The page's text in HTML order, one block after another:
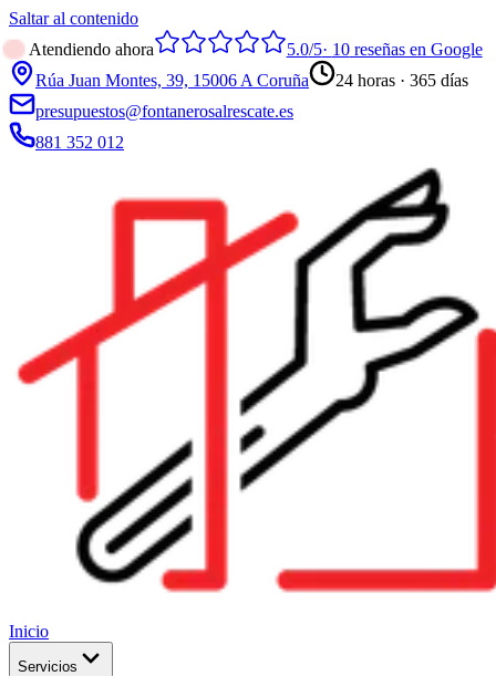
Saltar al contenido
Atendiendo ahora
5.0/5· 10reseñas en Google
Rúa Juan Montes, 39, 15006 A Coruña
24 horas · 365 días
presupuestos@fontanerosalrescate.es
881 352 012
Inicio
Servicios